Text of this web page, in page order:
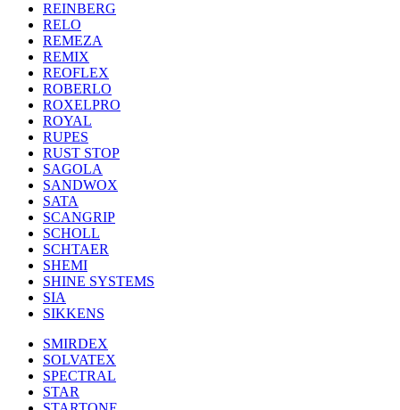
REINBERG
RELO
REMEZA
REMIX
REOFLEX
ROBERLO
ROXELPRO
ROYAL
RUPES
RUST STOP
SAGOLA
SANDWOX
SATA
SCANGRIP
SCHOLL
SCHTAER
SHEMI
SHINE SYSTEMS
SIA
SIKKENS
SMIRDEX
SOLVATEX
SPECTRAL
STAR